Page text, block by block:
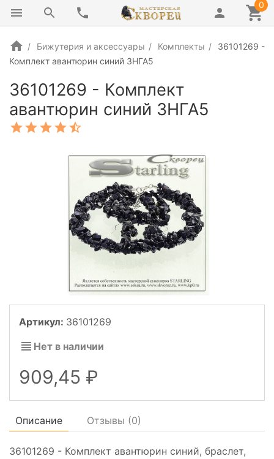
0
Бижутерия и аксессуары Комплекты
36101269 -
Комплект авантюрин синий 3НГА5
36101269 - Комплект
авантюрин синий 3НГА5
Артикул: 36101269
Нет в наличии
909,45
Описание Отзывы (0)
36101269 - Комплект авантюрин синий, браслет,